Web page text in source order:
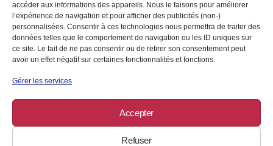
accéder aux informations des appareils. Nous le faisons pour améliorer
l’expérience de navigation et pour afficher des publicités (non-)
personnalisées. Consentir à ces technologies nous permettra de traiter des
données telles que le comportement de navigation ou les ID uniques sur
ce site. Le fait de ne pas consentir ou de retirer son consentement peut
avoir un effet négatif sur certaines fonctionnalités et fonctions.
Gérer les services
Accepter
Refuser
CESU : le secret pour employer à
domicile sans stress et avec des
avantages fiscaux